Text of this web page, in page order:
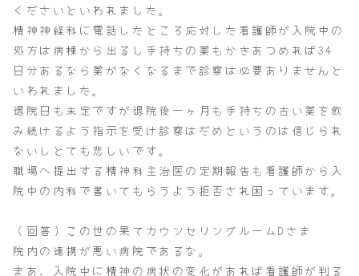
くださいといわれました。
精神神経科に電話したところ応対した看護師が入院中の
処方は病棟から出るし手持ちの薬もかきあつめれば34
日分あるなら薬がなくなるまで診察は必要ありませんと
いわれました。
退院日も未定ですが退院後一ヶ月も手持ちの古い薬を飲
み続けるよう指示を受け診察はだめというのは信じられ
ないしとても悲しいです。
職場へ提出する精神科主治医の定期報告も看護師から入
院中の内科で書いてもらうよう拒否され困っています。
（回答）この世の果てカウンセリングルームDさま
院内の連携が悪い病院であるな。
まあ、入院中に精神の病状の変化があれば看護師が判る